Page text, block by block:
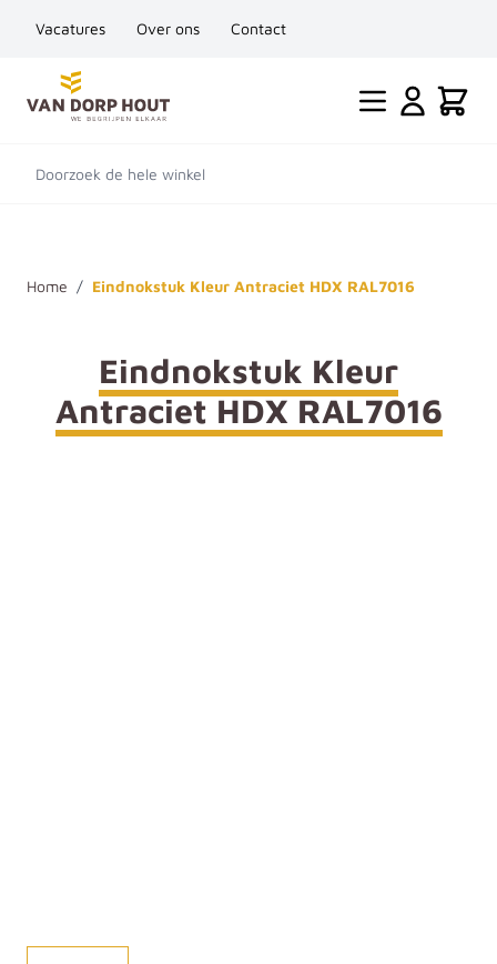
Vacatures Over ons Contact
Ga naar de inhoud
Cart
Doorzoek de hele winkel
Home / Eindnokstuk Kleur Antraciet HDX RAL7016
Eindnokstuk Kleur
Antraciet HDX RAL7016